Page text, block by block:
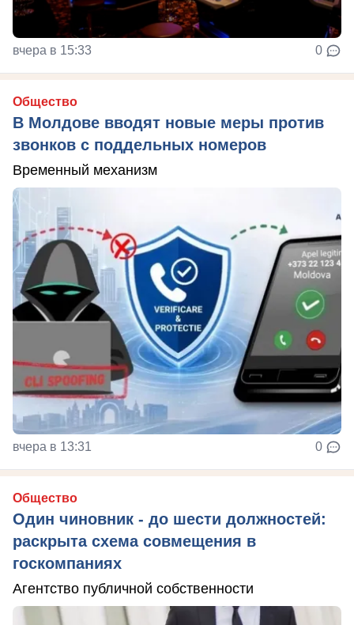
вчера в 15:33 0
Общество
В Молдове вводят новые меры против
звонков с поддельных номеров
Временный механизм
вчера в 13:31 0
Общество
Один чиновник - до шести должностей:
раскрыта схема совмещения в
госкомпаниях
Агентство публичной собственности